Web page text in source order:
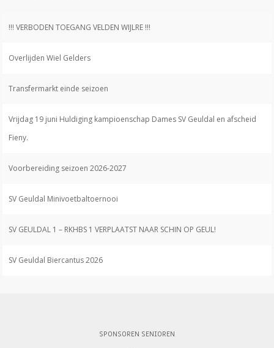
!!! VERBODEN TOEGANG VELDEN WIJLRE !!!
Overlijden Wiel Gelders
Transfermarkt einde seizoen
Vrijdag 19 juni Huldiging kampioenschap Dames SV Geuldal en afscheid
Fieny.
Voorbereiding seizoen 2026-2027
SV Geuldal Minivoetbaltoernooi
SV GEULDAL 1 – RKHBS 1 VERPLAATST NAAR SCHIN OP GEUL!
SV Geuldal Biercantus 2026
SPONSOREN SENIOREN